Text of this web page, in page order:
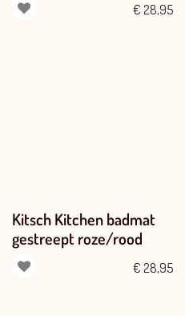
€ 28,95
Kitsch Kitchen badmat
gestreept roze/rood
€ 28,95